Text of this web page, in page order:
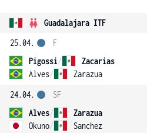
Guadalajara ITF
25.04.
Pigossi/
Zacarias
Alves/ Zarazua
F
24.04.
Alves/
Zarazua
Okuno/ Sanchez
SF